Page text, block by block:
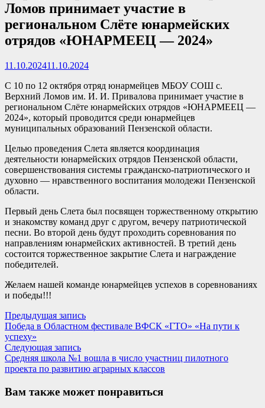
Ломов принимает участие в
региональном Слёте юнармейских
отрядов «ЮНАРМЕЕЦ — 2024»
11.10.202411.10.2024
С 10 по 12 октября отряд юнармейцев МБОУ СОШ с.
Верхний Ломов им. И. И. Привалова принимает участие в
региональном Слёте юнармейских отрядов «ЮНАРМЕЕЦ —
2024», который проводится среди юнармейцев
муниципальных образований Пензенской области.
Целью проведения Слета является координация
деятельности юнармейских отрядов Пензенской области,
совершенствования системы гражданско-патриотического и
духовно — нравственного воспитания молодежи Пензенской
области.
Первый день Слета был посвящен торжественному открытию
и знакомству команд друг с другом, вечеру патриотической
песни. Во второй день будут проходить соревнования по
направлениям юнармейских активностей. В третий день
состоится торжественное закрытие Слета и награждение
победителей.
Желаем нашей команде юнармейцев успехов в соревнованиях
и победы!!!
Навигация
по
записям
Предыдущая записьПредыдущая
запись:
Победа в Областном фестивале ВФСК «ГТО» «На пути к
успеху»
Следующая записьСледующая
запись:
Средняя школа №1 вошла в число участниц пилотного
проекта по развитию аграрных классов
Вам также может понравиться